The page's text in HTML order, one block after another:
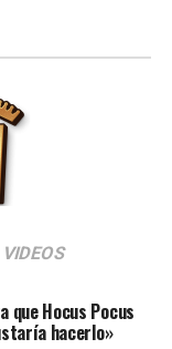
VIDEOS
que Hocus Pocus
hacerlo»